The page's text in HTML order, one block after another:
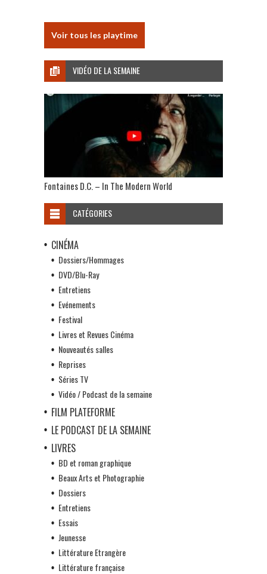
Voir tous les playtime
VIDÉO DE LA SEMAINE
Fontaines D.C. – In The Modern World
CATÉGORIES
CINÉMA
Dossiers/Hommages
DVD/Blu-Ray
Entretiens
Evénements
Festival
Livres et Revues Cinéma
Nouveautés salles
Reprises
Séries TV
Vidéo / Podcast de la semaine
FILM PLATEFORME
LE PODCAST DE LA SEMAINE
LIVRES
BD et roman graphique
Beaux Arts et Photographie
Dossiers
Entretiens
Essais
Jeunesse
Littérature Etrangère
Littérature française